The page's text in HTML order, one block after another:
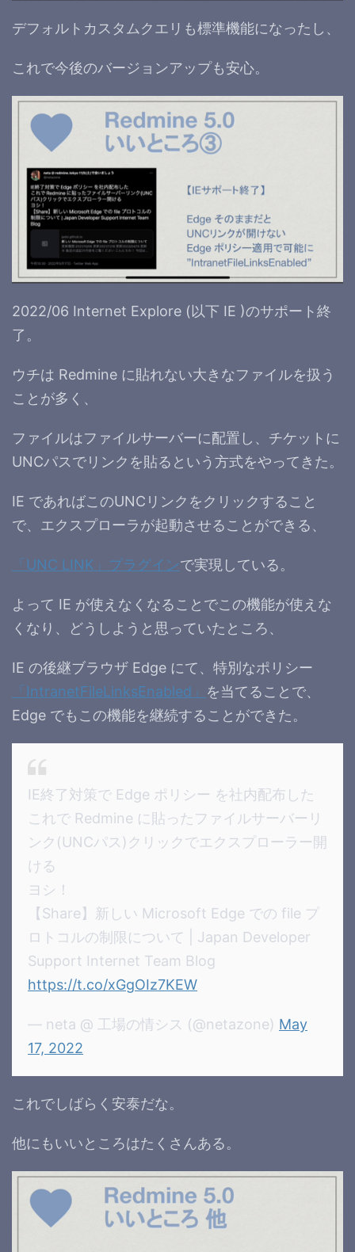
デフォルトカスタムクエリも標準機能になったし、
これで今後のバージョンアップも安心。
2022/06 Internet Explore (以下 IE )のサポート終
了。
ウチは Redmine に貼れない大きなファイルを扱う
ことが多く、
ファイルはファイルサーバーに配置し、チケットに
UNCパスでリンクを貼るという方式をやってきた。
IE であればこのUNCリンクをクリックすること
で、エクスプローラが起動させることができる、
「UNC LINK」プラグインで実現している。
よって IE が使えなくなることでこの機能が使えな
くなり、どうしようと思っていたところ、
IE の後継ブラウザ Edge にて、特別なポリシー
「IntranetFileLinksEnabled」 を当てることで、
Edge でもこの機能を継続することができた。
IE終了対策で Edge ポリシー を社内配布した
これで Redmine に貼ったファイルサーバーリ
ンク(UNCパス)クリックでエクスプローラー開
ける
ヨシ！
【Share】新しい Microsoft Edge での file プ
ロトコルの制限について | Japan Developer
Support Internet Team Blog
https://t.co/xGgOIz7KEW
— neta @ 工場の情シス (@netazone) May
17, 2022
これでしばらく安泰だな。
他にもいいところはたくさんある。